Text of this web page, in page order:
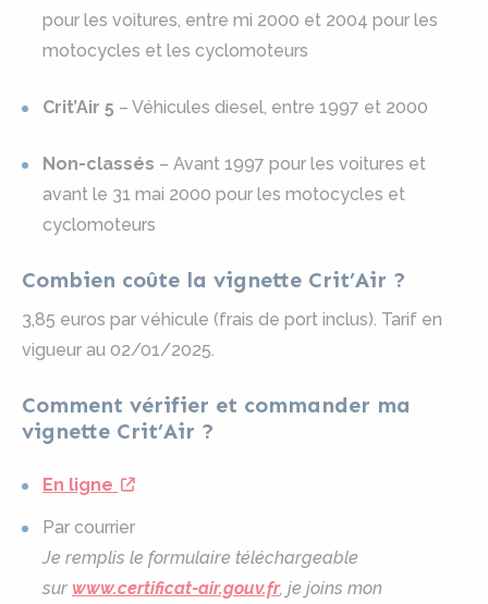
pour les voitures, entre mi 2000 et 2004 pour les
motocycles et les cyclomoteurs
Crit’Air 5 – Véhicules diesel, entre 1997 et 2000
Non-classés – Avant 1997 pour les voitures et
avant le 31 mai 2000 pour les motocycles et
cyclomoteurs
Combien coûte la vignette Crit’Air ?
3,85 euros par véhicule (frais de port inclus). Tarif en
vigueur au 02/01/2025.
Comment vérifier et commander ma
vignette Crit’Air ?
En ligne
Par courrier
Je remplis le formulaire téléchargeable
sur www.certificat-air.gouv.fr, je joins mon